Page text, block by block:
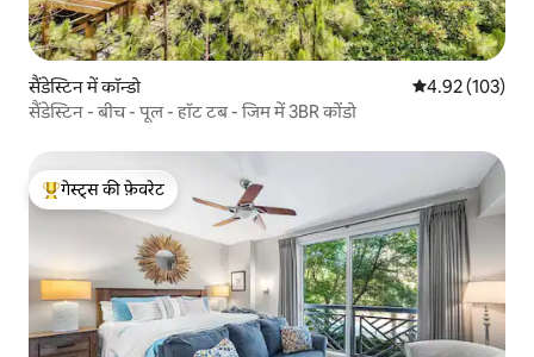
सैंडेस्टिन में कॉन्डो औसत रेटिंग 5 में से
4.92 (103)
सैंडेस्टिन - बीच - पूल - हॉट टब - जिम में 3BR कोंडो
गेस्ट्स का टॉप फ़ेवरेट
गेस्ट्स की फ़ेवरेट